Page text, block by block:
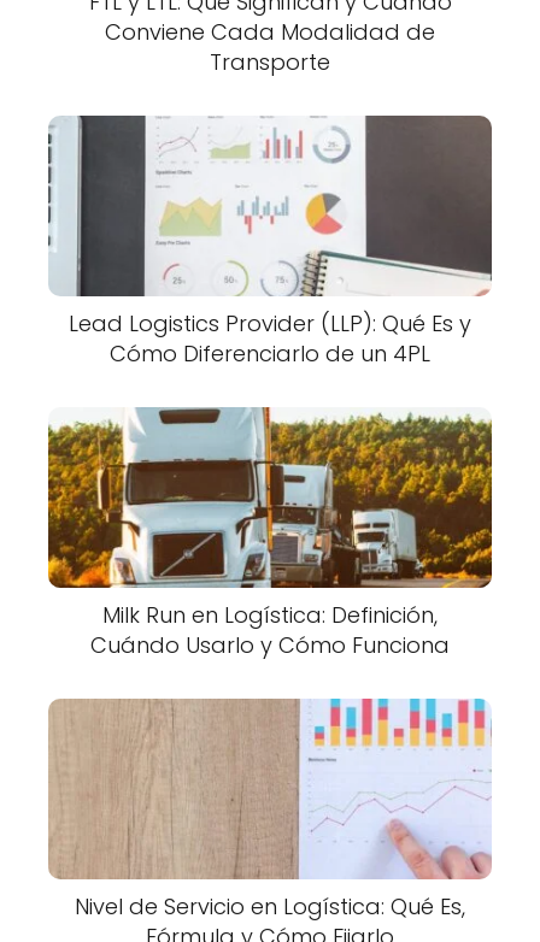
Conviene Cada Modalidad de
Transporte
Lead Logistics Provider (LLP): Qué Es y
Cómo Diferenciarlo de un 4PL
Milk Run en Logística: Definición,
Cuándo Usarlo y Cómo Funciona
Nivel de Servicio en Logística: Qué Es,